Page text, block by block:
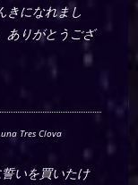
きになれまし
ありがとうござ
Tres Clova
いを買いたけ